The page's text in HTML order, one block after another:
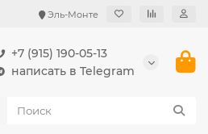
Эль-Монте
+7 (915) 190-05-13
написать в Telegram